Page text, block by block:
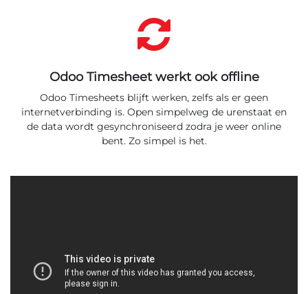
Odoo Timesheet werkt ook offline
Odoo Timesheets blijft werken, zelfs als er geen
internetverbinding is. Open simpelweg de urenstaat en
de data wordt gesynchroniseerd zodra je weer online
bent. Zo simpel is het.